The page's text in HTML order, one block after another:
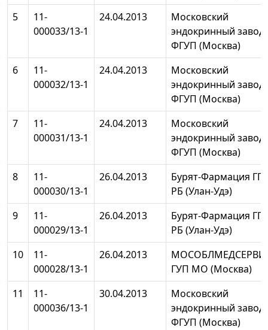
5
11-
000033/13-1
24.04.2013
Московский
эндокринный завод
ФГУП (Москва)
6
11-
000032/13-1
24.04.2013
Московский
эндокринный завод
ФГУП (Москва)
7
11-
000031/13-1
24.04.2013
Московский
эндокринный завод
ФГУП (Москва)
8
11-
000030/13-1
26.04.2013
Бурят-Фармация ГП
РБ (Улан-Удэ)
9
11-
000029/13-1
26.04.2013
Бурят-Фармация ГП
РБ (Улан-Удэ)
10
11-
000028/13-1
26.04.2013
ГУП МО (Москва)
11
11-
000036/13-1
30.04.2013
Московский
эндокринный завод
ФГУП (Москва)